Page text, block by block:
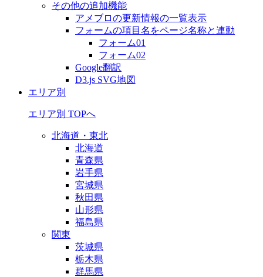
その他の追加機能
アメブロの更新情報の一覧表示
フォームの項目名をページ名称と連動
フォーム01
フォーム02
Google翻訳
D3.js SVG地図
エリア別
エリア別 TOPへ
北海道・東北
北海道
青森県
岩手県
宮城県
秋田県
山形県
福島県
関東
茨城県
栃木県
群馬県